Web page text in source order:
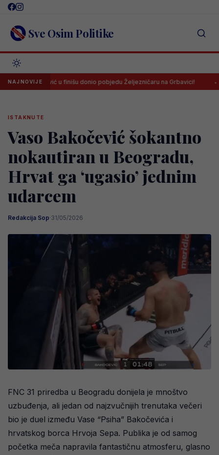
Skip
content Sve Osim Politike
NAJNOVIJE
u finišu donio pobjedu Željezničaru na Grbavici! Litvanci u
ISTAKNUTE
Vaso Bakočević šokantno
nokautiran u Beogradu,
Hrvat ga ‘ugasio’ jednim
udarcem
Redakcija Sop·31/05/2026
FNC 31 priredba u Beogradu donijela je mnoštvo
uzbuđenja, ali jedan od najzvučnijih trenutaka večeri
bio je duel između Vase “Psiha” Bakočevića i
hrvatskog borca Hrvoja Sepa. Publika je od samog
početka meča napravila fantastičnu atmosferu, glasno